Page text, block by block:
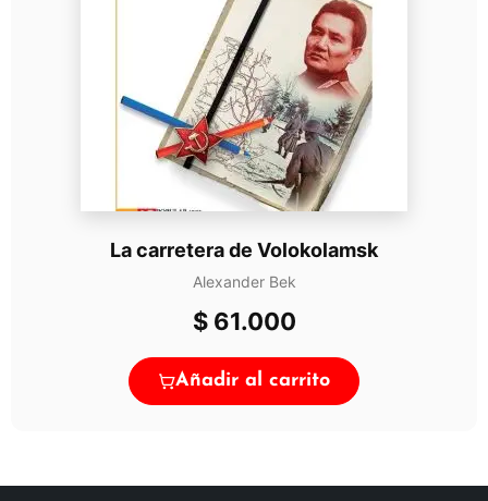
La carretera de Volokolamsk
Alexander Bek
$61.000
Añadir al carrito